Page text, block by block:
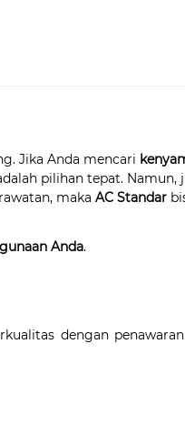
Jika Anda mencari
pilihan tepat. Namun,
makaAC Standar
Anda.
dengan